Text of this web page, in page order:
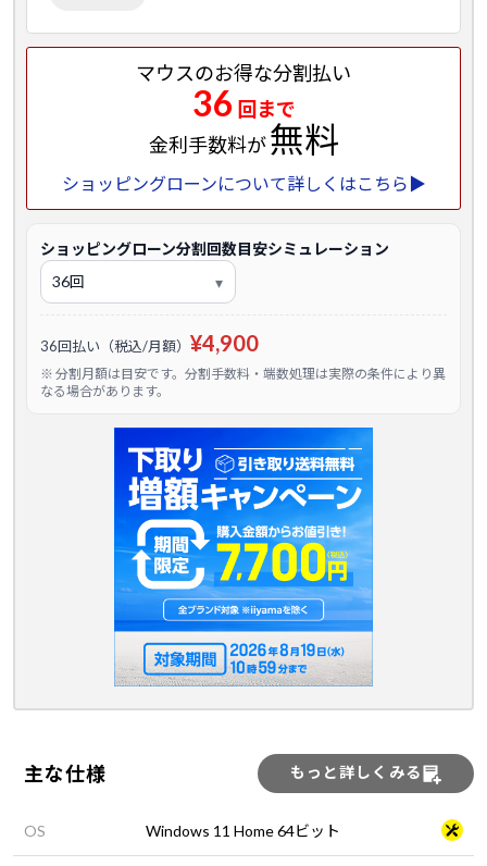
マウスのお得な分割払い
36 回まで
金利手数料が無料
ショッピングローンについて詳しくはこちら▶
ショッピングローン分割回数目安シミュレーション
36回払い（税込/月額） ¥4,900
※ 分割月額は目安です。分割手数料・端数処理は実際の条件により異
なる場合があります。
主な仕様 もっと詳しくみる
OS Windows 11 Home 64ビット